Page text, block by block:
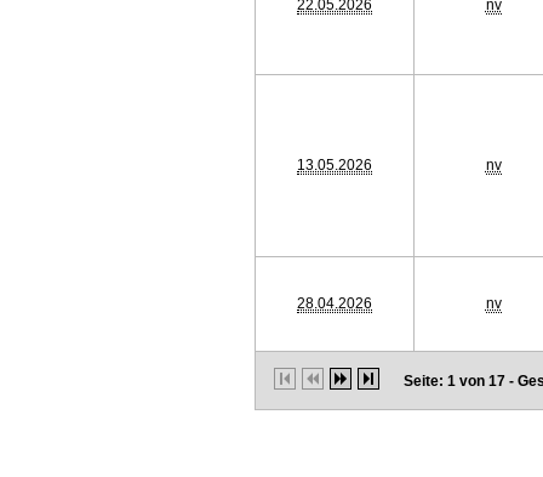
22.05.2026 nv
13.05.2026 nv
28.04.2026 nv
Seite: 1 von 17 -